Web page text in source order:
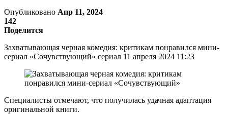
Опубликовано Апр 11, 2024
142
Поделится
Захватывающая черная комедия: критикам понравился мини-
сериал «Сочувствующий» сериал 11 апреля 2024 11:23
Специалисты отмечают, что получилась удачная адаптация
оригинальной книги.